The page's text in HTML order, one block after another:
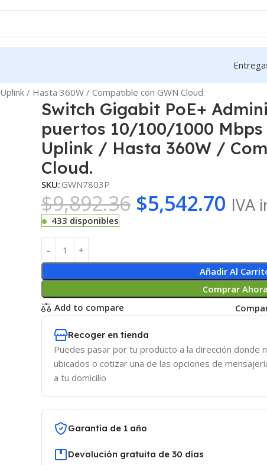
/ Hasta 360W / Compatible con GWN Cloud.
Switch Gigabit PoE+
puertos 10/100/1000 Mbps
Uplink / Hasta 360W /
Cloud.
SKU: GWN7803P
$9,892.36 $5,542.70 IVA
433 disponibles
Añadir Al
Comprar Ahora
Add to compare
Recoger en tienda
Puedes pasar por tu producto a la dirección donde
ubicados o cotizar una de las opciones de
a tu domicilio
Garantía de 1 año
Devolución gratuita de 30 días